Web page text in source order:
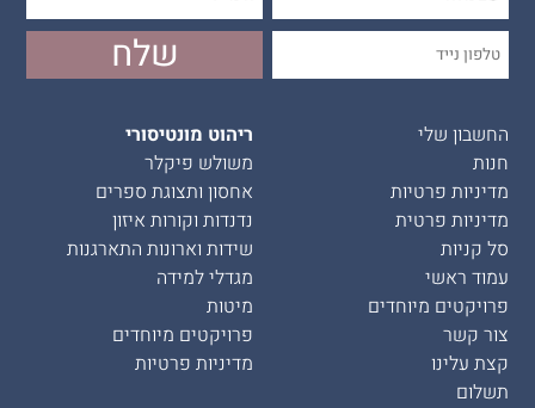
החשבון שלי
חנות
מדיניות פרטיות
מדיניות פרטית
סל קניות
עמוד ראשי
פרויקטים מיוחדים
צור קשר
קצת עלינו
תשלום
ריהוט מונטיסורי
משולש פיקלר
אחסון ותצוגת ספרים
נדנדות וקורות איזון
שידות וארונות התארגנות
מגדלי למידה
מיטות
פרויקטים מיוחדים
מדיניות פרטיות